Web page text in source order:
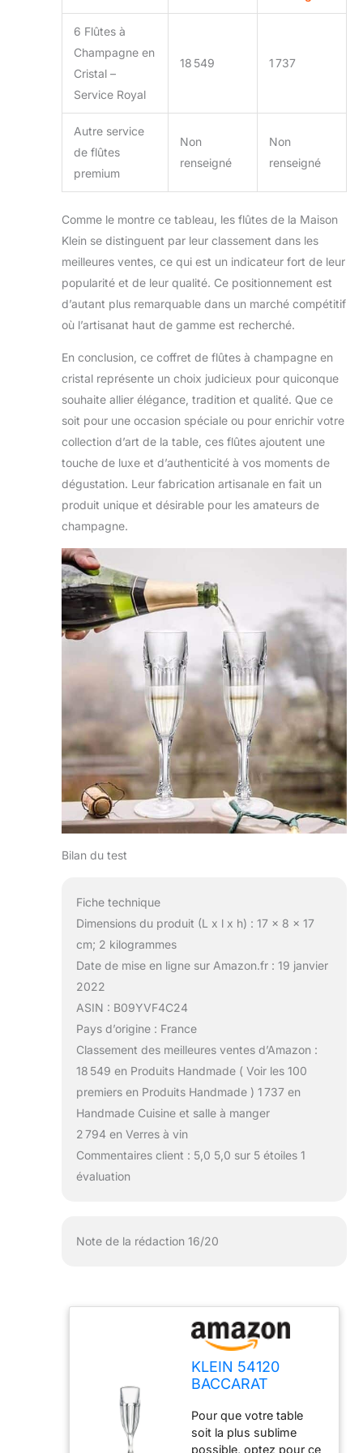
6 Flûtes à
Champagne en
Cristal –
Service Royal
18 549 1 737
Autre service
de flûtes
premium
Non
renseigné
Non
renseigné
Comme le montre ce tableau, les flûtes de la Maison
Klein se distinguent par leur classement dans les
meilleures ventes, ce qui est un indicateur fort de leur
popularité et de leur qualité. Ce positionnement est
d’autant plus remarquable dans un marché compétitif
où l’artisanat haut de gamme est recherché.
En conclusion, ce coffret de flûtes à champagne en
cristal représente un choix judicieux pour quiconque
souhaite allier élégance, tradition et qualité. Que ce
soit pour une occasion spéciale ou pour enrichir votre
collection d’art de la table, ces flûtes ajoutent une
touche de luxe et d’authenticité à vos moments de
dégustation. Leur fabrication artisanale en fait un
produit unique et désirable pour les amateurs de
champagne.
Bilan du test
Fiche technique
Dimensions du produit (L x l x h) : 17 x 8 x 17
cm; 2 kilogrammes
Date de mise en ligne sur Amazon.fr : 19 janvier
2022
ASIN : B09YVF4C24
Pays d’origine : France
Classement des meilleures ventes d’Amazon :
18 549 en Produits Handmade ( Voir les 100
premiers en Produits Handmade ) 1 737 en
Handmade Cuisine et salle à manger
2 794 en Verres à vin
Commentaires client : 5,0 5,0 sur 5 étoiles 1
évaluation
Note de la rédaction 16/20
KLEIN 54120
BACCARAT
Champagne en
Cristal - Service
Pour que votre table
soit la plus sublime
possible, optez pour ce